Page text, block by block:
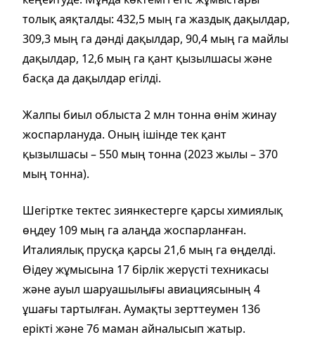
толық аяқталды: 432,5 мың га жаздық дақылдар,
309,3 мың га дәнді дақылдар, 90,4 мың га майлы
дақылдар, 12,6 мың га қант қызылшасы және
басқа да дақылдар егілді.
Жалпы биыл облыста 2 млн тонна өнім жинау
жоспарлануда. Оның ішінде тек қант
қызылшасы – 550 мың тонна (2023 жылы – 370
мың тонна).
Шегіртке тектес зиянкестерге қарсы химиялық
өңдеу 109 мың га алаңда жоспарланған.
Италиялық прусқа қарсы 21,6 мың га өңделді.
Өідеу жұмысына 17 бірлік жерүсті техникасы
және ауыл шаруашылығы авиациясының 4
ұшағы тартылған. Аумақты зерттеумен 136
ерікті және 76 маман айналысып жатыр.